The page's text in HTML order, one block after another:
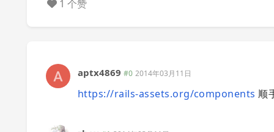
1 个赞
aptx4869 #0 2014年03月11日
https://rails-assets.org/components 顺